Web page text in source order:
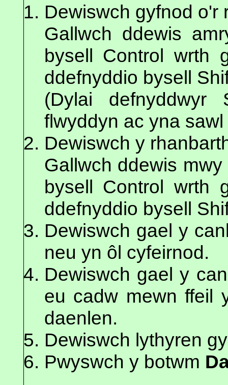
Dewiswch gyfnod o'r
Gallwch ddewis
bysell Control wrth
ddefnyddio bysell
(Dylai defnyddwyr
flwyddyn ac yna
Dewiswch y
Gallwch ddewis
bysell Control wrth
ddefnyddio bysell
Dewiswch gael y
neu yn ôl cyfeirnod.
Dewiswch gael y
eu cadw mewn ffeil
daenlen.
Dewiswch lythyren
Pwyswch y botwm